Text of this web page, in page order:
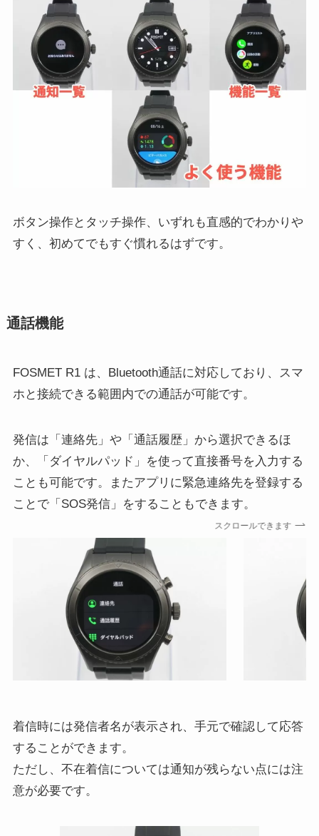
ボタン操作とタッチ操作、いずれも直感的でわかりや
すく、初めてでもすぐ慣れるはずです。
通話機能
FOSMET R1 は、Bluetooth通話に対応しており、スマ
ホと接続できる範囲内での通話が可能です。
発信は「連絡先」や「通話履歴」から選択できるほ
か、「ダイヤルパッド」を使って直接番号を入力する
ことも可能です。またアプリに緊急連絡先を登録する
ことで「SOS発信」をすることもできます。
スクロールできます
着信時には発信者名が表示され、手元で確認して応答
することができます。
ただし、不在着信については通知が残らない点には注
意が必要です。